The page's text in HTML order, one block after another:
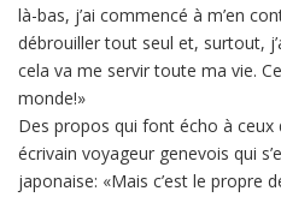
là-bas, j’ai commencé à m’en
débrouiller tout seul et, surtout,
cela va me servir toute ma vie.
monde!»
Des propos qui font écho à ceux
écrivain voyageur genevois qui
japonaise: «Mais c’est le propre